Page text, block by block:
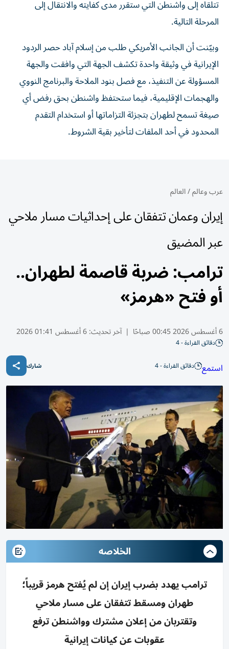
تتلقاه إلى واشنطن التي ستقرر مدى كفايته والانتقال إلى
المرحلة التالية.
وبيّنت أن الجانب الأمريكي طلب من إسلام آباد حصر الردود
الإيرانية في وثيقة واحدة تكشف الجهة التي وافقت والجهة
المسؤولة عن التنفيذ، مع فصل بنود الملاحة والبرنامج النووي
والهجمات الإقليمية، فيما ستحتفظ واشنطن بحق رفض أي
صيغة تسمح لطهران بتجزئة التزاماتها أو استخدام التقدم
المحدود في أحد الملفات لتأخير بقية الشروط.
عرب وعالم/العالم
إيران وعمان تتفقان على إحداثيات مسار ملاحي
عبر المضيق
ترامب: ضربة قاصمة لطهران..
أو فتح «هرمز»
6 أغسطس 2026 00:45 صباحًا | آخر تحديث:6 أغسطس 01:41 2026
دقائق القراءة - 4
استمع دقائق القراءة - 4 شارك
الخلاصه
ترامب يهدد بضرب إيران إن لم يُفتح هرمز قريباً؛
طهران ومسقط تتفقان على مسار ملاحي
وتقتربان من إعلان مشترك وواشنطن ترفع
عقوبات عن كيانات إيرانية